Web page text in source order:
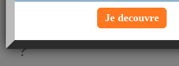
Vous pariez sur le
?
Je decouvre